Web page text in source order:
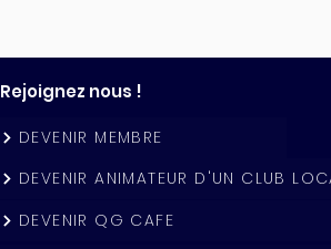
Rejoignez nous !
DEVENIR MEMBRE
DEVENIR ANIMATEUR D'UN CLUB
DEVENIR QG CAFE